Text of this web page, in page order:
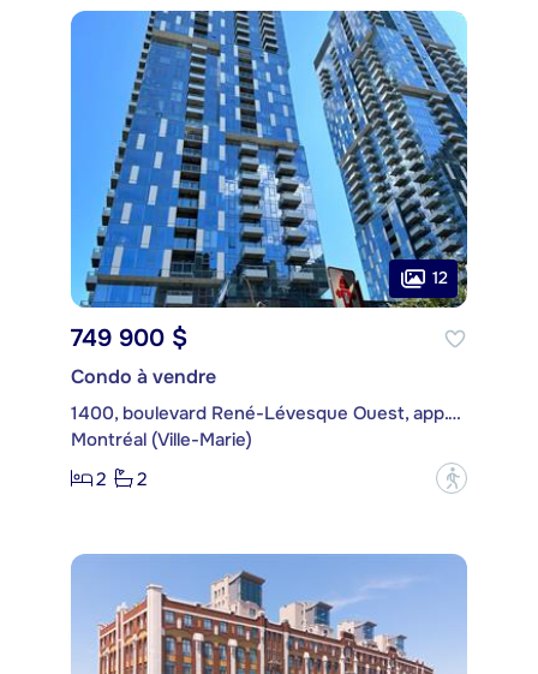
12
749 900 $
Condo à vendre
1400, boulevard René-Lévesque Ouest, app. 2511
Montréal (Ville-Marie)
2
2 ?